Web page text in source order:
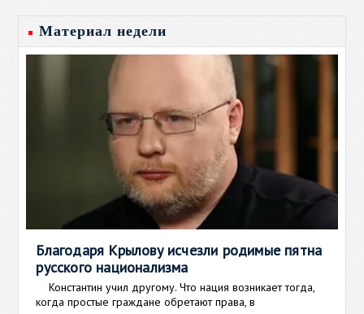
Материал недели
Благодаря Крылову исчезли родимые пятна
русского национализма
Константин учил другому. Что нация возникает тогда,
когда простые граждане обретают права, в